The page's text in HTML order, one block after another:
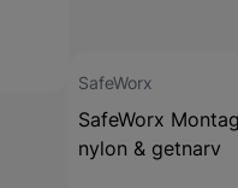
SafeWorx
SafeWorx
nylon & getnarv